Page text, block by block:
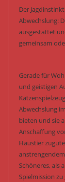
Der
Abwechslung:
ausgestattet
gemeinsam
Gerade für
und geistigen
Abwechslung
bieten und sie
Anschaffung
Haustier
Schöneres, als
Spielmission zu